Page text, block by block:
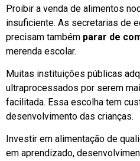
Proibir a venda de alimentos
insuficiente. As secretarias de
precisam também parar de
merenda escolar.
Muitas instituições públicas
ultraprocessados por serem
facilitada. Essa escolha tem
desenvolvimento das crianças.
Investir em alimentação de
em aprendizado,